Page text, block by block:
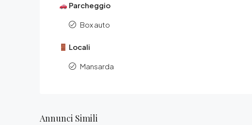
Parcheggio
Box auto
Locali
Mansarda
Annunci Simili